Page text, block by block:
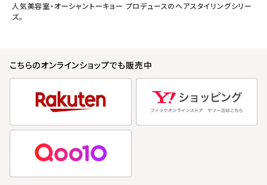
人気美容室・オーシャントーキョー プロデュースのヘアスタイリングシリー
ズ。
こちらのオンラインショップでも販売中